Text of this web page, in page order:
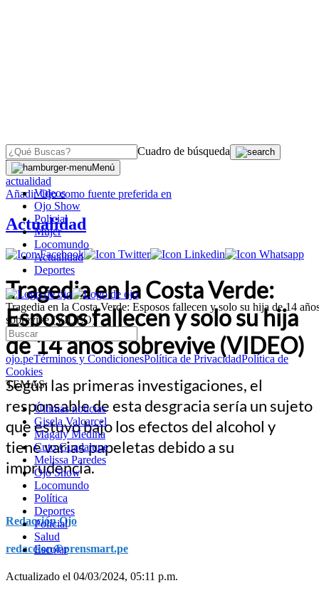
Cuadro de búsqueda
Menú
Videos
Ojo Show
Policial
Mujer
Locomundo
Actualidad
Deportes
Tragedia en la Costa Verde: Esposos fallecen y solo su hija de 14
sobrevive (VIDEO)
ojo.peTérminos y CondicionesPolítica de PrivacidadPolítica de
Cookies
TEMAS:
Últimas noticias
Gisela Valcarcel
Magaly Medina
Cuto Guadalupe
Melissa Paredes
Ojo Show
Locomundo
Política
Deportes
Policial
Salud
Escolar
OJO
actualidad
AñadirOjocomo fuente preferida en
Actualidad
Tragedia en la Costa Verde:
Esposos fallecen y solo su hija
de 14 años sobrevive (VIDEO)
Según las primeras investigaciones, el
responsable de esta desgracia sería un sujeto
que estuvo bajo los efectos del alcohol y
tiene varias papeletas debido a su
imprudencia.
Redacción Ojo
redaccion@prensmart.pe
Actualizado el 04/03/2024, 05:11 p.m.